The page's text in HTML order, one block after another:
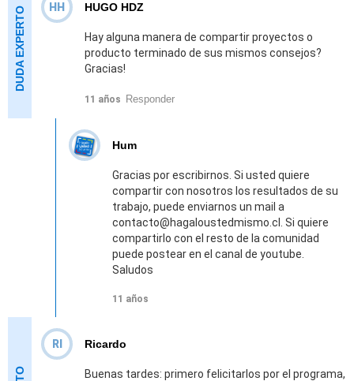
HH HUGO HDZ
Hay alguna manera de compartir proyectos o
producto terminado de sus mismos consejos?
Gracias!
11 años Responder
Hum
Gracias por escribirnos. Si usted quiere
compartir con nosotros los resultados de su
trabajo, puede enviarnos un mail a
contacto@hagaloustedmismo.cl. Si quiere
compartirlo con el resto de la comunidad
puede postear en el canal de youtube.
Saludos
11 años
RI Ricardo
Buenas tardes: primero felicitarlos por el programa,